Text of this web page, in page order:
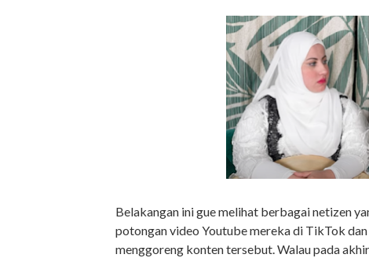
Belakangan ini gue melihat berbagai netizen
potongan video Youtube mereka di TikTok
menggoreng konten tersebut. Walau pada